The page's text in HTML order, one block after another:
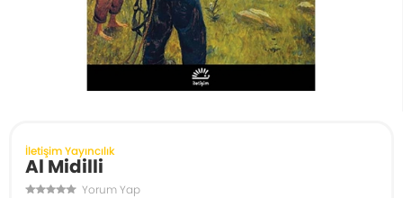
İletişim Yayıncılık
Al Midilli
Yorum Yap